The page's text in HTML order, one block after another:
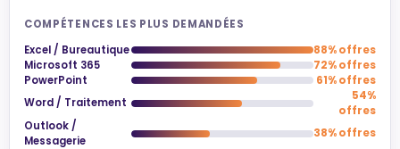
COMPÉTENCES LES PLUS DEMANDÉES
Excel / Bureautique
88% offres
Microsoft 365
72% offres
PowerPoint
61% offres
Word / Traitement
54%
offres
Outlook /
Messagerie
38% offres